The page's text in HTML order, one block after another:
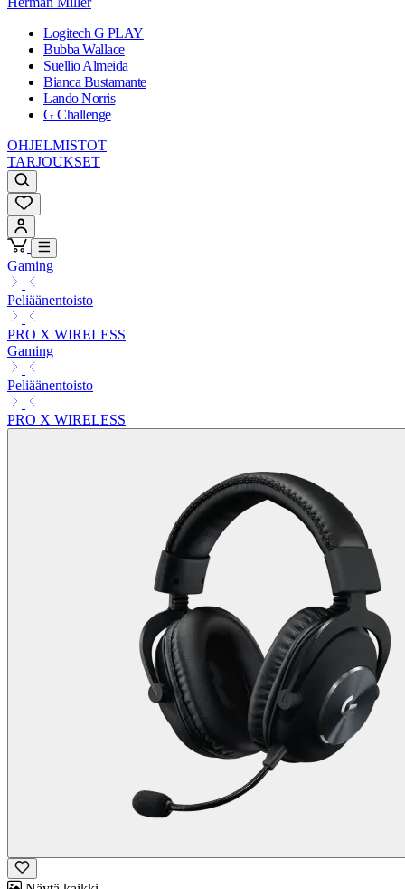
Logitech G PLAY
Bubba Wallace
Suellio Almeida
Bianca Bustamante
Lando Norris
G Challenge
OHJELMISTOT
TARJOUKSET
Gaming
Peliäänentoisto
PRO X WIRELESS
Gaming
Peliäänentoisto
PRO X WIRELESS